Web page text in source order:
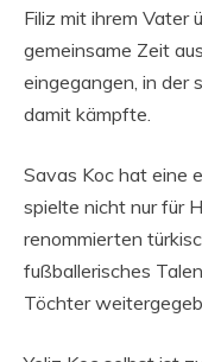
Filiz mit ihrem Vater
gemeinsame Zeit
eingegangen, in der
damit kämpfte.
Savas Koc hat eine
spielte nicht nur für
renommierten
fußballerisches
Töchter